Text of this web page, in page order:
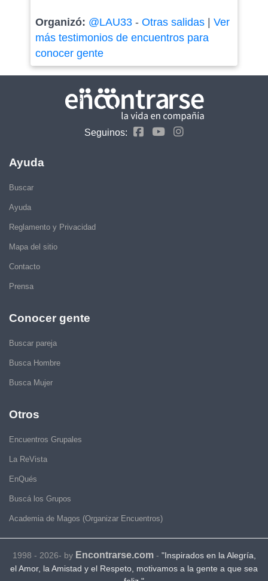
Organizó: @LAU33- Otras salidas| Ver
más testimonios de encuentros para
conocer gente
Seguinos:
Ayuda
Buscar
Ayuda
Reglamento y Privacidad
Mapa del sitio
Contacto
Prensa
Conocer gente
Buscar pareja
Busca Hombre
Busca Mujer
Otros
Encuentros Grupales
La ReVista
EnQués
Buscá los Grupos
Academia de Magos (Organizar Encuentros)
1998 - 2026- by Encontrarse.com- "Inspirados en la Alegría,
el Amor, la Amistad y el Respeto, motivamos a la gente a que sea